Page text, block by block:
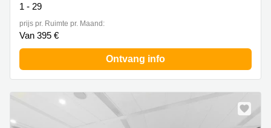
1 - 29
prijs pr. Ruimte pr. Maand:
Van 395 €
Ontvang info